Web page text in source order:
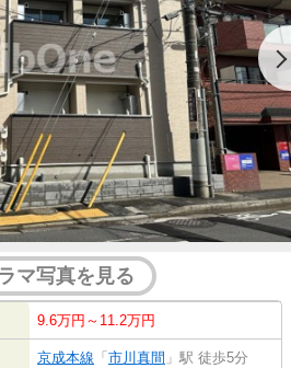
マ写真を見る
9.6万円～11.2万円
京成本線 「 市川真間 」駅 徒歩5分